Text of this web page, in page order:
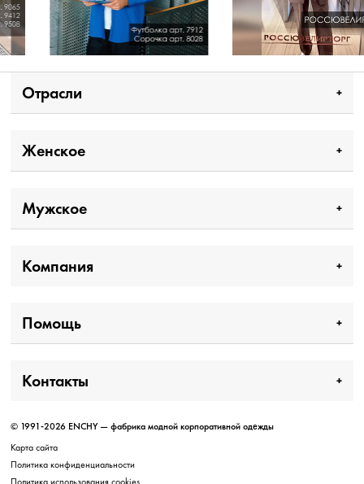
Отрасли
Женское
Мужское
Компания
Помощь
Контакты
© 1991-2026 ENCHY — фабрика модной корпоративной одежды
Карта сайта
Политика конфиденциальности